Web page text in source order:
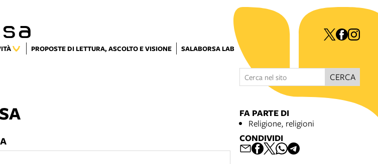
PROPOSTE DI LETTURA, ASCOLTO E VISIONE SALABORSA LAB
CERCA
FA PARTE DI
Religione, religioni
CONDIVIDI